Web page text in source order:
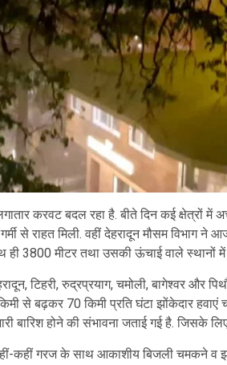
करवट बदल रहा है. बीते दिन कई क्षेत्रों
से राहत मिली. वहीं देहरादून मौसम
ही 3800 मीटर तथा उसकी ऊंचाई वाले स्थानों में
टिहरी, रुद्रप्रयाग, चमोली, बागेश्वर और
से बढ़कर 70 किमी प्रति घंटा झोंकेदार
बारिश होने की संभावना जताई गई है. जिसके
कहीं गरज के साथ आकाशीय बिजली चमकने व